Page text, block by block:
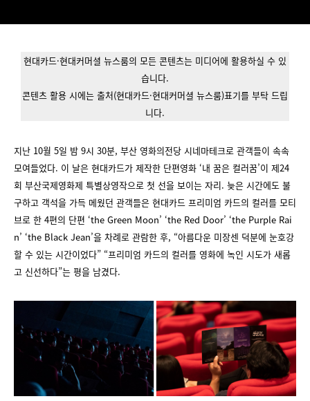
현대카드·현대커머셜 뉴스룸의 모든 콘텐츠는 미디어에 활용하실 수 있
습니다.
콘텐츠 활용 시에는 출처(현대카드·현대커머셜 뉴스룸)표기를 부탁 드립
니다.
지난 10월 5일 밤 9시 30분, 부산 영화의전당 시네마테크로 관객들이 속속
모여들었다. 이 날은 현대카드가 제작한 단편영화 ‘내 꿈은 컬러꿈’이 제24
회 부산국제영화제 특별상영작으로 첫 선을 보이는 자리. 늦은 시간에도 불
구하고 객석을 가득 메웠던 관객들은 현대카드 프리미엄 카드의 컬러를 모티
브로 한 4편의 단편 ‘the Green Moon’ ‘the Red Door’ ‘the Purple Rai
n’ ‘the Black Jean’을 차례로 관람한 후, “아름다운 미장센 덕분에 눈호강
할 수 있는 시간이었다” “프리미엄 카드의 컬러를 영화에 녹인 시도가 새롭
고 신선하다”는 평을 남겼다.